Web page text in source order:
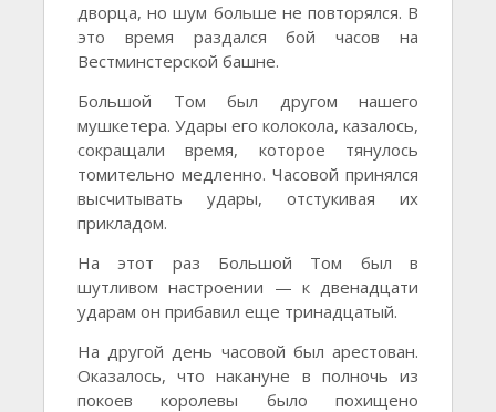
дворца, но шум больше не повторялся. В
это время раздался бой часов на
Вестминстерской башне.
Большой Том был другом нашего
мушкетера. Удары его колокола, казалось,
сокращали время, которое тянулось
томительно медленно. Часовой принялся
высчитывать удары, отстукивая их
прикладом.
На этот раз Большой Том был в
шутливом настроении — к двенадцати
ударам он прибавил еще тринадцатый.
На другой день часовой был арестован.
Оказалось, что накануне в полночь из
покоев королевы было похищено